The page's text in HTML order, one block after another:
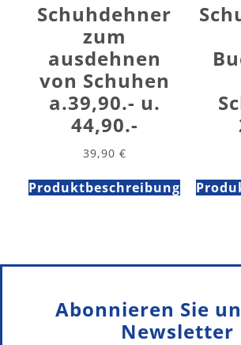
Schuhdehner
zum
ausdehnen
von Schuhen
a.39,90.- u.
44,90.-
39,90 €
Produktbeschreibung
Abonnieren Sie
Newsletter